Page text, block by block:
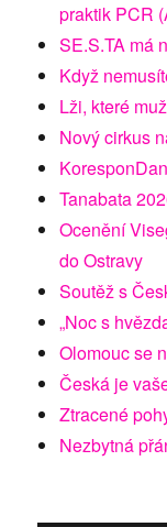
praktik PCR
SE.S.TA má
Když
Lži, které
Nový cirkus
Tanabata
Ocenění
do Ostravy
Soutěž s
„Noc s
Olomouc se
Česká je
Ztracené
Nezbytná